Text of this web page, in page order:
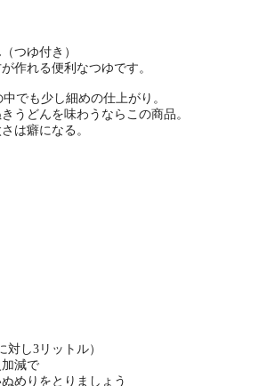
つゆ付き）
作れる便利なつゆです。
でも少し細めの仕上がり。
うどんを味わうならこの商品。
は癖になる。
し3リットル）
減で
めりをとりましょう